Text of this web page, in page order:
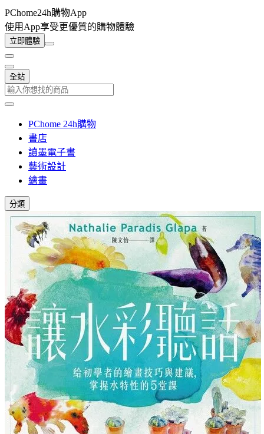
PChome24h購物App
使用App享受更優質的購物體驗
立即體驗
全站
PChome 24h購物
書店
讀墨電子書
藝術設計
繪畫
分類